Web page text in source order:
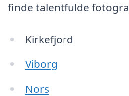
finde talentfulde
Kirkefjord
Viborg
Nors